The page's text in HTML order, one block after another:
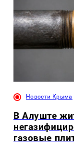
Новости Крыма
В Алуште
газовые